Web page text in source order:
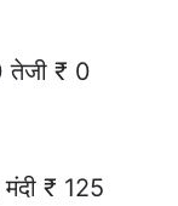
तेजी ₹ 0
₹ 125